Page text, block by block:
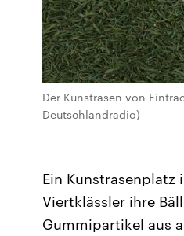
Der Kunstrasen von
Deutschlandradio)
Ein
Viertklässler ihre
Gummipartikel aus